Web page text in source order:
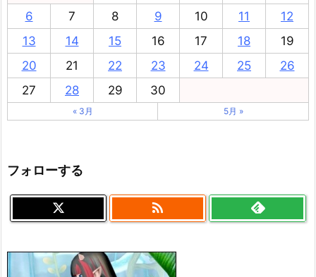
6
7 8 9 10 11
12
13
14 15 16 17 18
19
20
21 22 23 24 25
26
27
28 29 30
« 3月 5月 »
フォローする
